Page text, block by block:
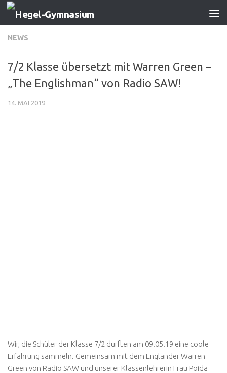
Zum Inhalt springen
NEWS
7/2 Klasse übersetzt mit Warren Green –
„The Englishman“ von Radio SAW!
14. MAI 2019
Wir, die Schüler der Klasse 7/2 durften am 09.05.19 eine coole
Erfahrung sammeln. Gemeinsam mit dem Engländer Warren
Green von Radio SAW und unserer Klassenlehrerin Frau Poida